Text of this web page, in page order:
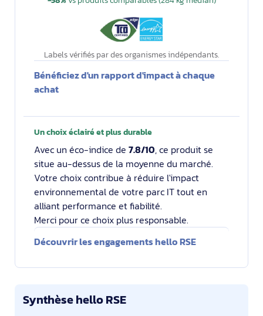
Labels vérifiés par des organismes indépendants.
Bénéficiez d'un rapport d'impact à chaque
achat
Un choix éclairé et plus durable
Avec un éco-indice de 7.8/10, ce produit se
situe au-dessus de la moyenne du marché.
Votre choix contribue à réduire l'impact
environnemental de votre parc IT tout en
alliant performance et fiabilité.
Merci pour ce choix plus responsable.
Découvrir les engagements hello RSE
Synthèse hello RSE